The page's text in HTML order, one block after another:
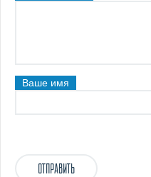
Ваше имя